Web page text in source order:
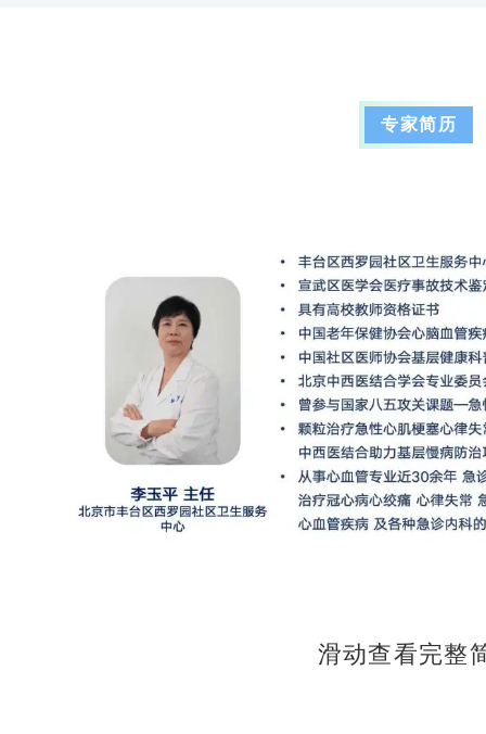
专家简历
滑动查看完整